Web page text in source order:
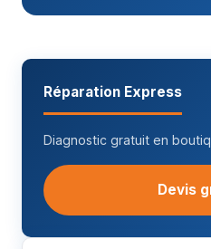
Réparation Express
Diagnostic gratuit en
Devis